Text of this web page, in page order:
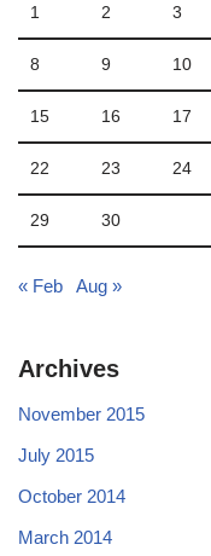
1 2 3
8 9 10
15 16 17
22 23 24
29 30
« Feb Aug »
Archives
November 2015
July 2015
October 2014
March 2014